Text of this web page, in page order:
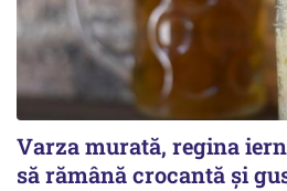
Varza murată, regina
să rămână crocantă și